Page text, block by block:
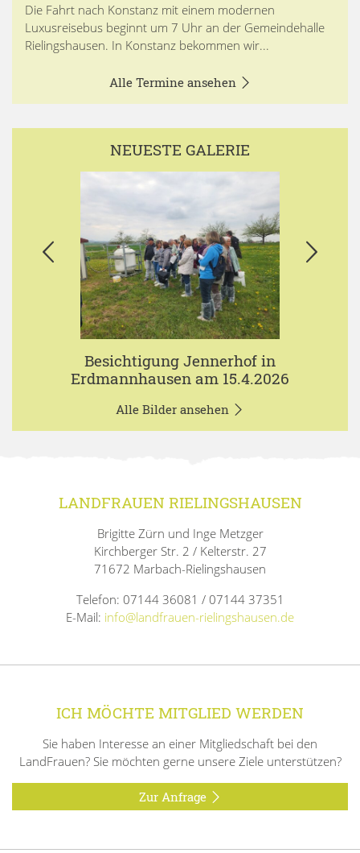
Die Fahrt nach Konstanz mit einem modernen
Luxusreisebus beginnt um 7 Uhr an der Gemeindehalle
Rielingshausen. In Konstanz bekommen wir...
Alle Termine ansehen
NEUESTE GALERIE
Besichtigung Jennerhof in
Erdmannhausen am 15.4.2026
Alle Bilder ansehen
LANDFRAUEN RIELINGSHAUSEN
Brigitte Zürn und Inge Metzger
Kirchberger Str. 2 / Kelterstr. 27
71672 Marbach-Rielingshausen
Telefon: 07144 36081 / 07144 37351
E-Mail: info@landfrauen-rielingshausen.de
ICH MÖCHTE MITGLIED WERDEN
Sie haben Interesse an einer Mitgliedschaft bei den
LandFrauen? Sie möchten gerne unsere Ziele unterstützen?
Zur Anfrage